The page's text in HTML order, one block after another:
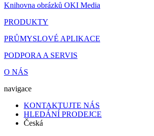
Knihovna obrázků OKI Media
PRODUKTY
PRŮMYSLOVÉ APLIKACE
PODPORA A SERVIS
O NÁS
navigace
KONTAKTUJTE NÁS
HLEDÁNÍ PRODEJCE
Česká